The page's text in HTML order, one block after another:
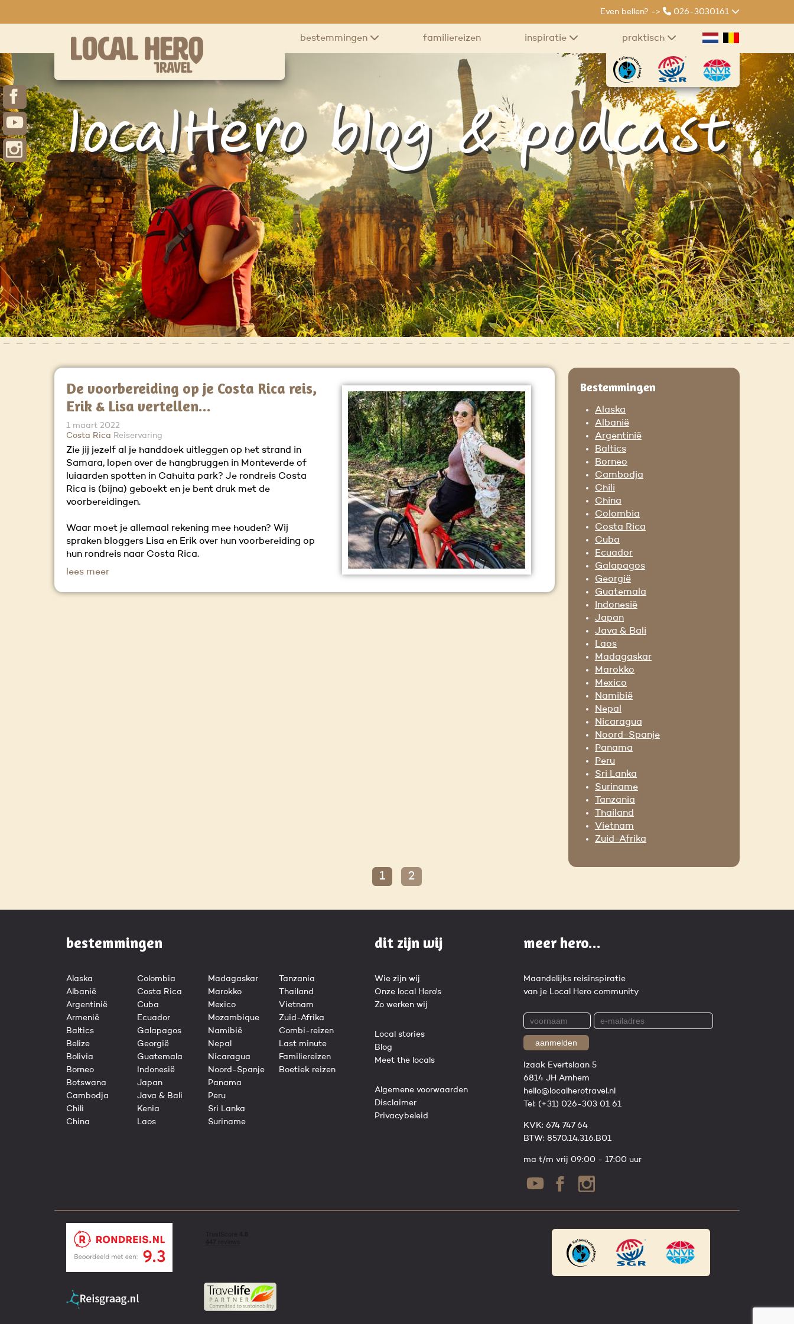
Even bellen? -> 026-3030161
bestemmingen familiereizen inspiratie praktisch
localHero blog & podcast
Bestemmingen
Alaska
Albanië
Argentinië
Baltics
Borneo
Cambodja
Chili
China
Colombia
Costa Rica
Cuba
Ecuador
Galapagos
Georgië
Guatemala
Indonesië
Japan
Java & Bali
Laos
Madagaskar
Marokko
Mexico
Namibië
Nepal
Nicaragua
Noord-Spanje
Panama
Peru
Sri Lanka
Suriname
Tanzania
Thailand
Vietnam
Zuid-Afrika
De voorbereiding op je Costa Rica reis,
Erik & Lisa vertellen...
1 maart 2022
Costa Rica Reiservaring
Zie jij jezelf al je handdoek uitleggen op het strand in
Samara, lopen over de hangbruggen in Monteverde of
luiaarden spotten in Cahuita park? Je rondreis Costa
Rica is (bijna) geboekt en je bent druk met de
voorbereidingen.
Waar moet je allemaal rekening mee houden? Wij
spraken bloggers Lisa en Erik over hun voorbereiding op
hun rondreis naar Costa Rica.
lees meer
1 2
bestemmingen
Alaska
Albanië
Argentinië
Armenië
Baltics
Belize
Bolivia
Borneo
Botswana
Cambodja
Chili
China
Colombia
Costa Rica
Cuba
Ecuador
Galapagos
Georgië
Guatemala
Indonesië
Japan
Java & Bali
Kenia
Laos
Madagaskar
Marokko
Mexico
Mozambique
Namibië
Nepal
Nicaragua
Noord-Spanje
Panama
Peru
Sri Lanka
Suriname
Tanzania
Thailand
Vietnam
Zuid-Afrika
Combi-reizen
Last minute
Familiereizen
Boetiek reizen
dit zijn wij
Wie zijn wij
Onze local Hero's
Zo werken wij
Local stories
Blog
Meet the locals
Algemene voorwaarden
Disclaimer
Privacybeleid
meer hero...
Maandelijks reisinspiratie
van je Local Hero community
aanmelden
Izaak Evertslaan 5
6814 JH Arnhem
hello@localherotravel.nl
Tel: (+31) 026-303 01 61
KVK: 674 747 64
BTW: 8570.14.316.B01
ma t/m vrij 09:00 - 17:00 uur